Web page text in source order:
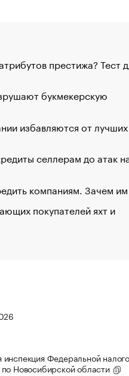
престижа? Тест
букмекерскую
избавляются от лучших
селлерам до атак
компаниям. Зачем
покупателей яхт и
Федеральной
Новосибирской области